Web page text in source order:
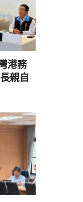
港務
親自